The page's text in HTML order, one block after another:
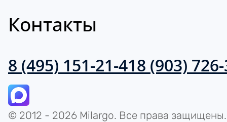
Контакты
8 (495) 151-21-418 (903)
© 2012 - 2026 Milargo. Все права защищены.